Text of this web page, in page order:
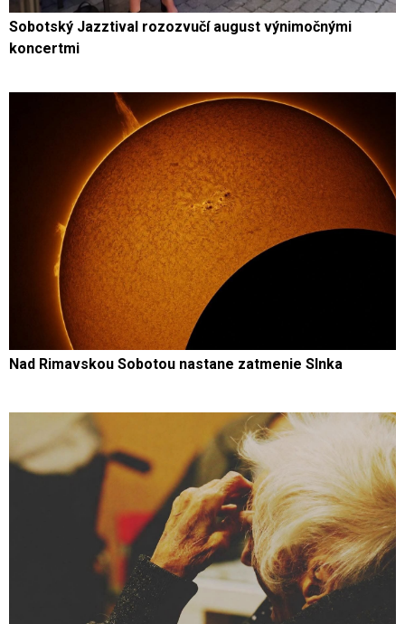
Sobotský Jazztival rozozvučí august výnimočnými
koncertmi
Nad Rimavskou Sobotou nastane zatmenie Slnka